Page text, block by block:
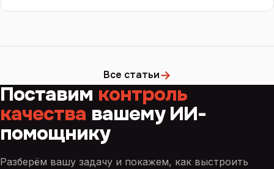
Все статьи→
Поставим контроль
качества вашему ИИ-
помощнику
Разберём вашу задачу и покажем, как выстроить